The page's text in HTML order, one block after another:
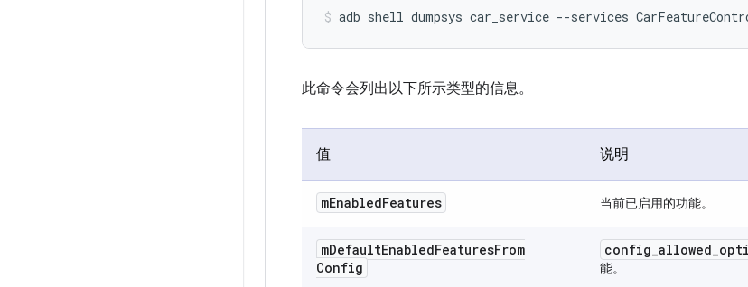
此命令会列出以下所示类型的信息。
值 说明
mEnabledFeatures 当前已启用的功能。
mDefaultEnabledFeaturesFrom
Config
config_allowed_
能。